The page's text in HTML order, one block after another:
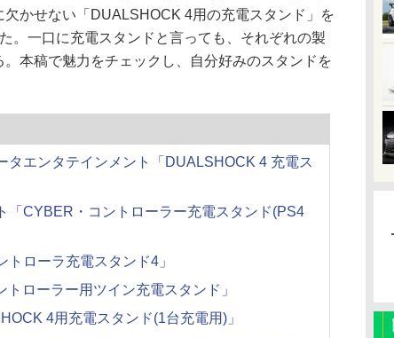
欠かせない「DUALSHOCK 4用の充電スタンド」を
。一口に充電スタンドと言っても、それぞれの製
本稿で魅力をチェックし、自分好みのスタンドを
エンタテインメント「DUALSHOCK 4 充電ス
CYBER・コントローラー充電スタンド(PS4
ローラ充電スタンド4」
ローラー用ツイン充電スタンド」
4用充電スタンド(1台充電用)」